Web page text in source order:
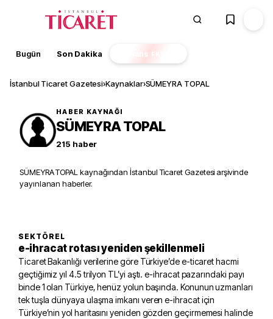
Bugün Son Dakika Finans EKSTRA
İstanbul Ticaret Gazetesi›Kaynaklar›SÜMEYRA TOPAL
HABER KAYNAĞI
SÜMEYRA TOPAL
215 haber
SÜMEYRA TOPAL kaynağından İstanbul Ticaret Gazetesi arşivinde
yayınlanan haberler.
SEKTÖREL
e-ihracat rotası yeniden şekillenmeli
Ticaret Bakanlığı verilerine göre Türkiye’de e-ticaret hacmi
geçtiğimiz yıl 4.5 trilyon TL’yi aştı. e-ihracat pazarındaki payı
binde 1 olan Türkiye, henüz yolun başında. Konunun uzmanları
tek tuşla dünyaya ulaşma imkanı veren e-ihracat için
Türkiye’nin yol haritasını yeniden gözden geçirmemesi halinde